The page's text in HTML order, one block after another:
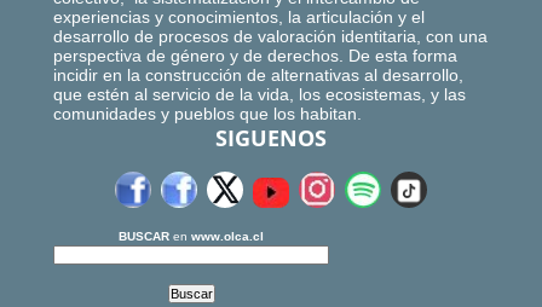
experiencias y conocimientos, la articulación y el
desarrollo de procesos de valoración identitaria, con una
perspectiva de género y de derechos. De esta forma
incidir en la construcción de alternativas al desarrollo,
que estén al servicio de la vida, los ecosistemas, y las
comunidades y pueblos que los habitan.
SIGUENOS
BUSCAR en www.olca.cl